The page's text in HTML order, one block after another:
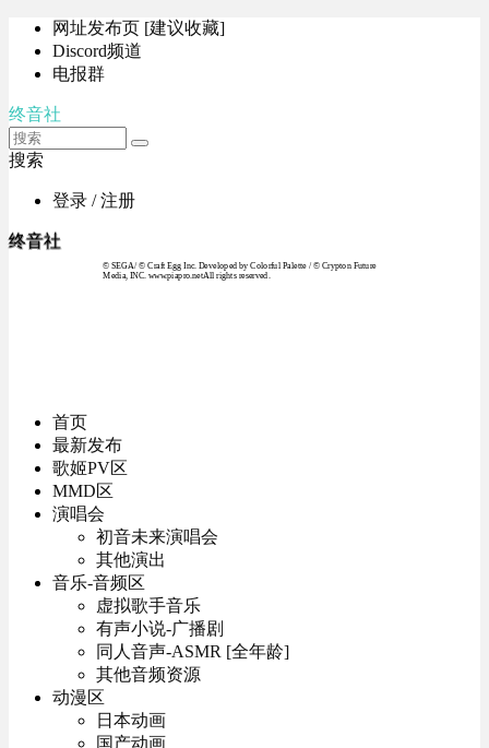
网址发布页 [建议收藏]
Discord频道
电报群
终音社
搜索
登录 / 注册
终音社
© SEGA / © Craft Egg Inc. Developed by Colorful Palette / © Crypton Future
Media, INC. www.piapro.netAll rights reserved.
首页
最新发布
歌姬PV区
MMD区
演唱会
初音未来演唱会
其他演出
音乐-音频区
虚拟歌手音乐
有声小说-广播剧
同人音声-ASMR [全年龄]
其他音频资源
动漫区
日本动画
国产动画